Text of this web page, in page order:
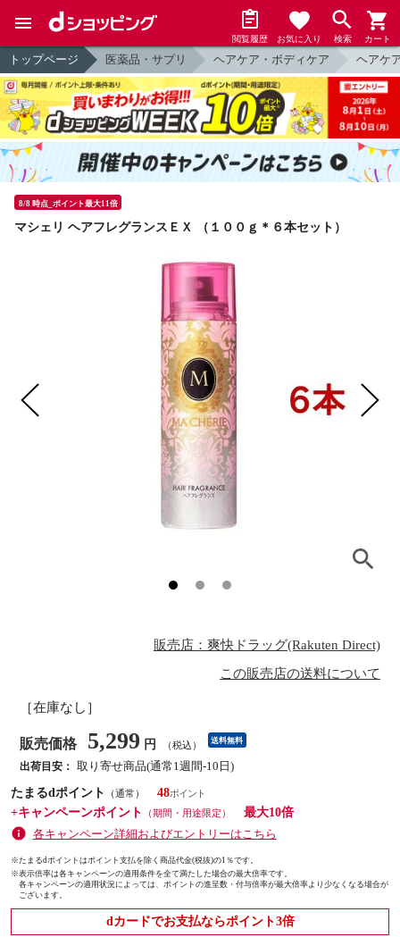
閲覧履歴 お気に入り 検索 カート
トップページ 医薬品・サプリ ヘアケア・ボディケア ヘアケ
8/8 時点_ポイント最大11倍
マシェリ ヘアフレグランスＥＸ （１００ｇ＊６本セット）
販売店：爽快ドラッグ(Rakuten Direct)
この販売店の送料について
［在庫なし］
販売価格 5,299 円 （税込） 送料無料
出荷目安： 取り寄せ商品(通常1週間-10日)
たまるdポイント
（通常）
48
+キャンペーンポイント
（期間・用途限定）
最大10倍
各キャンペーン詳細およびエントリーはこちら
※たまるdポイントはポイント支払を除く商品代金(税抜)の1％です。
※表示倍率は各キャンペーンの適用条件を全て満たした場合の最大倍率です。
各キャンペーンの適用状況によっては、ポイントの進呈数・付与倍率が最大倍率より少なくなる場合が
ございます。
dカードでお支払ならポイント3倍